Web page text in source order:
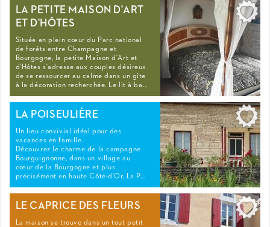
LA PETITE MAISON D'ART
ET D'HÔTES
Située en plein cœur du Parc national
de forêts entre Champagne et
Bourgogne, la petite Maison d'Art et
d'Hôtes s'adresse aux couples désireux
de se ressourcer au calme dans un gîte
à la décoration recherchée. Le lit à ba…
LA POISEULIÈRE
Un lieu convivial idéal pour des
vacances en famille.
Découvrez le charme de la campagne
Bourguignonne, dans un village au
cœur de la Bourgogne et plus
précisément en haute Côte-d'Or, La P…
LE CAPRICE DES FLEURS
La maison se trouve dans un tout petit